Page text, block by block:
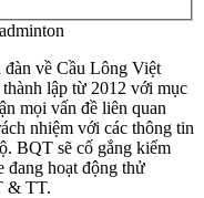
về Cầu Lông Việt
lập từ 2012 với mục
mọi vấn đề liên quan
nhiệm với các thông tin
BQT sẽ cố gắng kiểm
đang hoạt động thử
& TT.